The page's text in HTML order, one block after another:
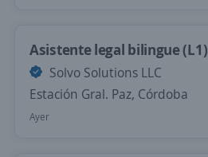
Asistente legal bilingue (L1)
Solvo Solutions LLC
Estación Gral. Paz, Córdoba
Ayer